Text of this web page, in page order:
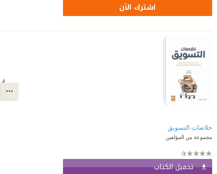
اشترك الآن
خلاصات التسويق
مجموعة من المؤلفين
تحميل الكتاب